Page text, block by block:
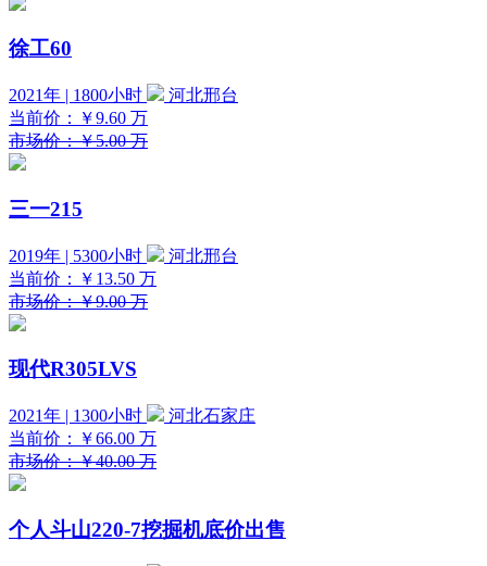
徐工60
2021年 | 1800小时
河北邢台
当前价：
￥9.60 万
市场价：￥5.00 万
三一215
2019年 | 5300小时
河北邢台
当前价：
￥13.50 万
市场价：￥9.00 万
现代R305LVS
2021年 | 1300小时
河北石家庄
当前价：
￥66.00 万
市场价：￥40.00 万
个人斗山220-7挖掘机底价出售